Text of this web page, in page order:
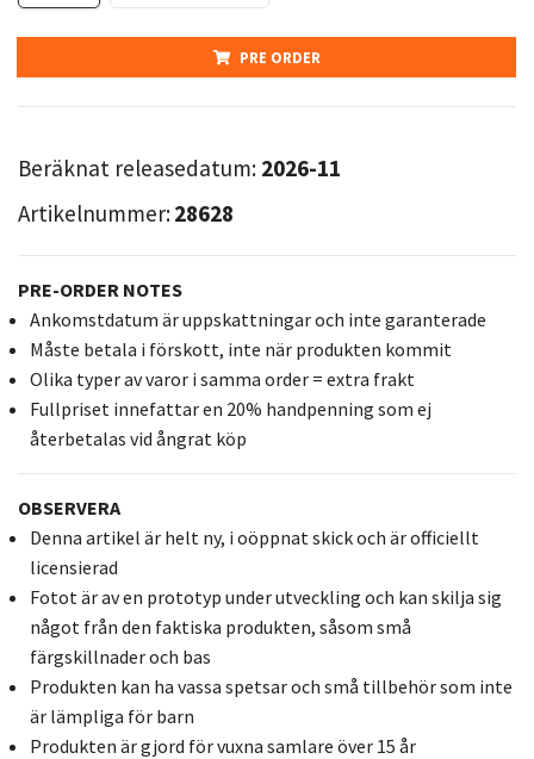
PRE ORDER
Beräknat releasedatum: 2026-11
Artikelnummer:28628
PRE-ORDER NOTES
Ankomstdatum är uppskattningar och inte garanterade
Måste betala i förskott, inte när produkten kommit
Olika typer av varor i samma order = extra frakt
Fullpriset innefattar en 20% handpenning som ej
återbetalas vid ångrat köp
OBSERVERA
Denna artikel är helt ny, i oöppnat skick och är officiellt
licensierad
Fotot är av en prototyp under utveckling och kan skilja sig
något från den faktiska produkten, såsom små
färgskillnader och bas
Produkten kan ha vassa spetsar och små tillbehör som inte
är lämpliga för barn
Produkten är gjord för vuxna samlare över 15 år